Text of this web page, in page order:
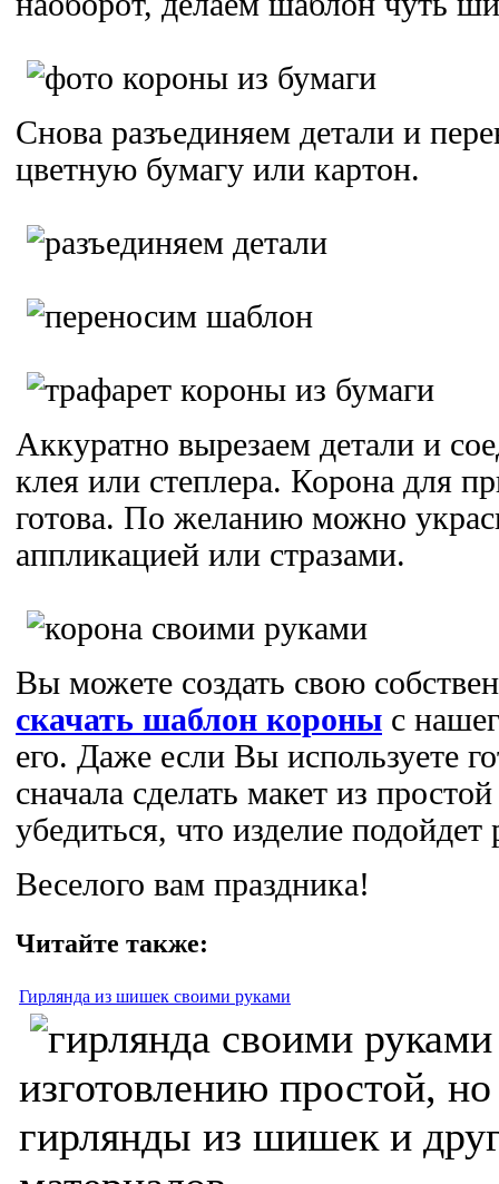
Снова разъединяем детали и
цветную бумагу или картон.
Аккуратно вырезаем детали и
клея или степлера. Корона для
готова. По желанию можно
аппликацией или стразами.
Вы можете создать свою
скачать шаблон короны с
его. Даже если Вы используете
сначала сделать макет из
убедиться, что изделие подойдет
Веселого вам праздника!
Читайте также:
Гирлянда из шишек своими руками
изготовлению простой,
гирлянды из шишек и